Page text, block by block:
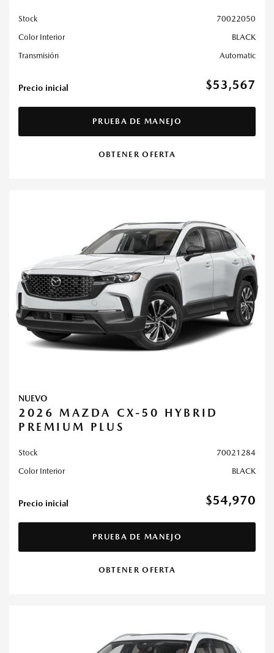
Stock
70022050
Color Interior
BLACK
Transmisión
Automatic
Precio inicial $53,567
PRUEBA DE MANEJO
OBTENER OFERTA
NUEVO
2026 MAZDA CX-50 HYBRID
PREMIUM PLUS
Stock
70021284
Color Interior
BLACK
Precio inicial $54,970
PRUEBA DE MANEJO
OBTENER OFERTA